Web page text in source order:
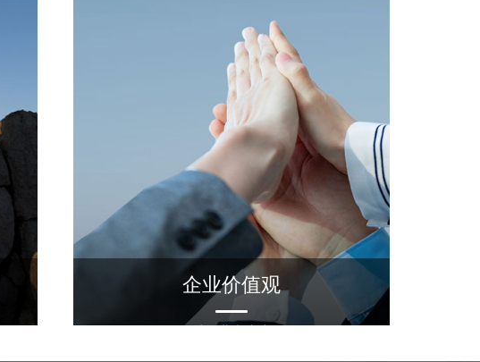
企业价值观